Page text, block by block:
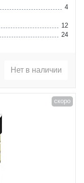
4
12
24
Нет в наличии
скоро